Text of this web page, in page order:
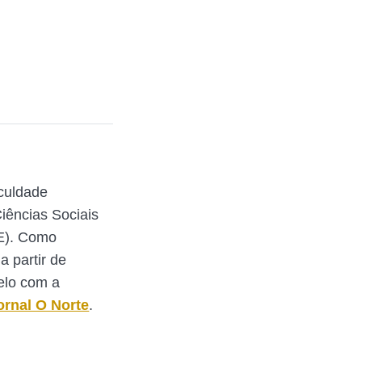
Sociais
Como
partir de
com a
O Norte.